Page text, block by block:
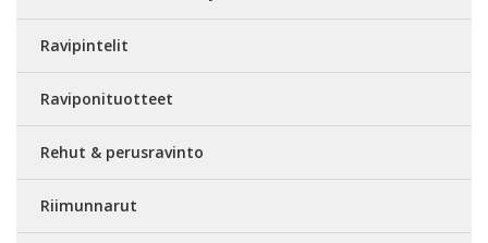
Ravipintelit
Raviponituotteet
Rehut & perusravinto
Riimunnarut